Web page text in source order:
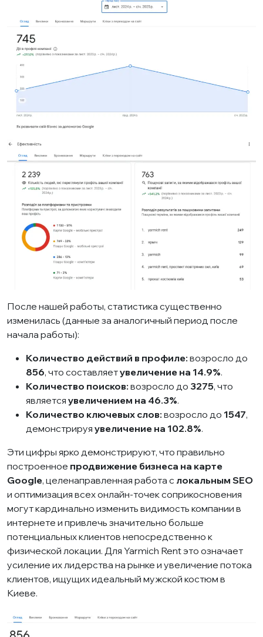
После нашей работы, статистика существенно
изменилась (данные за аналогичный период после
начала работы):
Количество действий в профиле: возросло до
856, что составляетувеличение на 14.9%.
Количество поисков: возросло до 3275, что
является увеличением на 46.3%.
Количество ключевых слов: возросло до 1547,
демонстрируя увеличение на 102.8%.
Эти цифры ярко демонстрируют, что правильно
построенное продвижение бизнеса на карте
Google, целенаправленная работа с локальным SEO
и оптимизация всех онлайн-точек соприкосновения
могут кардинально изменить видимость компании в
интернете и привлечь значительно больше
потенциальных клиентов непосредственно к
физической локации. Для Yarmich Rent это означает
усиление их лидерства на рынке и увеличение потока
клиентов, ищущих идеальный мужской костюм в
Киеве.